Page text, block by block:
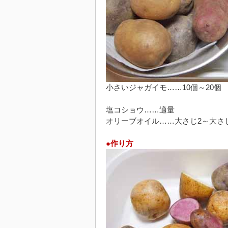
小さいジャガイモ……10個～20個
塩コショウ……適量
オリーブオイル……大さじ2～大さ
●作り方